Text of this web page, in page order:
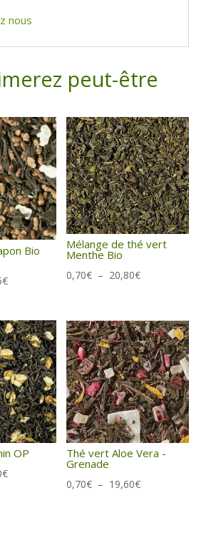
nous
peut-être
Bio
€Plage
prix :
0,70€
à
14,25€
Mélange de thé vert
Menthe Bio
0,70€ – 20,80€Plage
0,70€
à
20,80€
OP
€Plage
Thé vert Aloe Vera -
Grenade
0,70€ – 19,60€Plage